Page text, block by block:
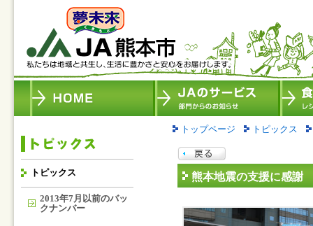
トピックス
2013年7月以前のバッ
クナンバー
トップページ トピックス
熊本地震の支援に感謝